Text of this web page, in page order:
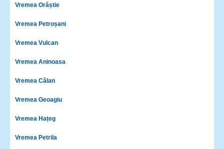
Vremea Orăștie
Vremea Petroșani
Vremea Vulcan
Vremea Aninoasa
Vremea Călan
Vremea Geoagiu
Vremea Hațeg
Vremea Petrila